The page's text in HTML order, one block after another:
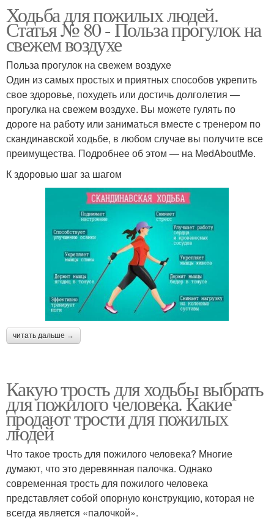
Ходьба для пожилых людей.
Статья № 80 - Польза прогулок на
свежем воздухе
Польза прогулок на свежем воздухе
Один из самых простых и приятных способов укрепить
свое здоровье, похудеть или достичь долголетия —
прогулка на свежем воздухе. Вы можете гулять по
дороге на работу или заниматься вместе с тренером по
скандинавской ходьбе, в любом случае вы получите все
преимущества. Подробнее об этом — на MedAboutMe.
К здоровью шаг за шагом
читать дальше →
Какую трость для ходьбы выбрать
для пожилого человека. Какие
продают трости для пожилых
людей
Что такое трость для пожилого человека? Многие
думают, что это деревянная палочка. Однако
современная трость для пожилого человека
представляет собой опорную конструкцию, которая не
всегда является «палочкой».